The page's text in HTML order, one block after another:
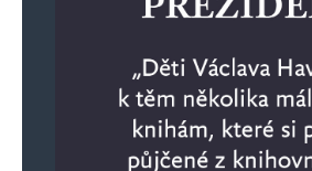
Za mojich mladších čias sa
výraz „cimbal“ používal na
a slušnejšie označenie
rozumu do vienka nedostal.